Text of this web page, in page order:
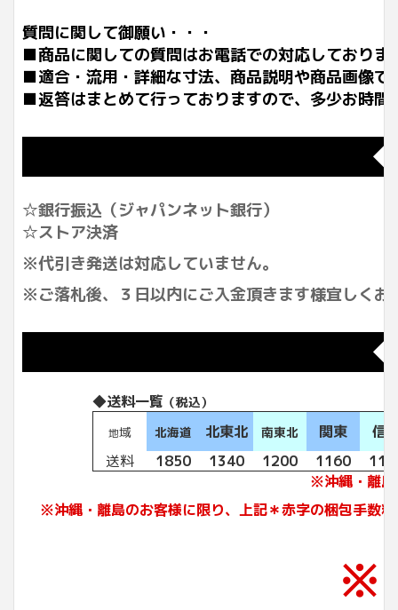
質問に関して御願い・・・
■商品に関しての質問はお電話での対応しており
■適合・流用・詳細な寸法、商品説明や商品画像
■返答はまとめて行っておりますので、多少お時間
☆銀行振込（ジャパンネット銀行）
☆ストア決済
※代引き発送は対応していません。
※ご落札後、３日以内にご入金頂きます様宜しくお
◆送料一覧 （税込）
地域 北海道 北東北 南東北 関東
信
送料
1850 1340 1200 1160
※沖縄・離島
※沖縄・離島のお客様に限り、上記＊赤字の梱包手数
※